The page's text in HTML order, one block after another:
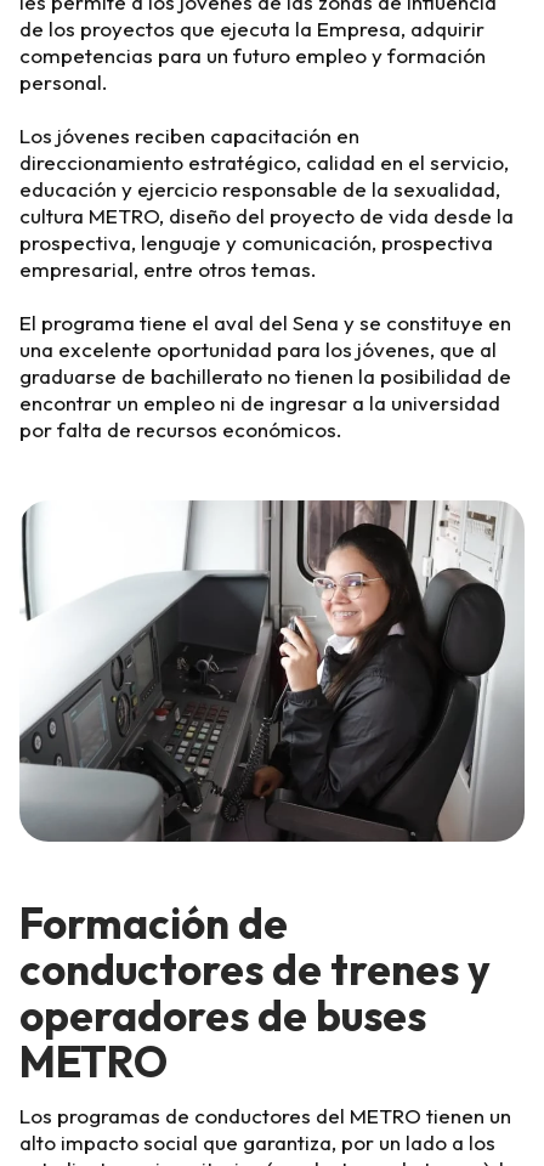
de los proyectos que ejecuta la Empresa, adquirir
competencias para un futuro empleo y formación
personal.
Los jóvenes reciben capacitación en
direccionamiento estratégico, calidad en el servicio,
educación y ejercicio responsable de la sexualidad,
cultura METRO, diseño del proyecto de vida desde la
prospectiva, lenguaje y comunicación, prospectiva
empresarial, entre otros temas.
El programa tiene el aval del Sena y se constituye en
una excelente oportunidad para los jóvenes, que al
graduarse de bachillerato no tienen la posibilidad de
encontrar un empleo ni de ingresar a la universidad
por falta de recursos económicos.
Formación de
conductores de trenes y
operadores de buses
METRO
Los programas de conductores del METRO tienen un
alto impacto social que garantiza, por un lado a los